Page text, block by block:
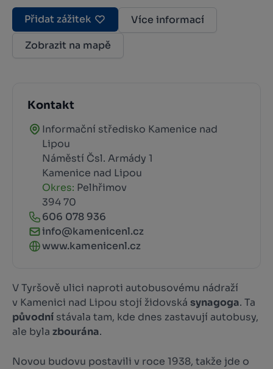
Přidat zážitek
Více informací
Zobrazit na mapě
Kontakt
Informační středisko Kamenice nad
Lipou
Náměstí Čsl. Armády 1
Kamenice nad Lipou
Okres: Pelhřimov
394 70
606 078 936
info@kamenicenl.cz
www.kamenicenl.cz
V Tyršově ulici naproti autobusovému nádraží
v Kamenici nad Lipou stojí židovská synagoga. Ta
původní stávala tam, kde dnes zastavují autobusy,
ale byla zbourána.
Novou budovu postavili v roce 1938, takže jde o